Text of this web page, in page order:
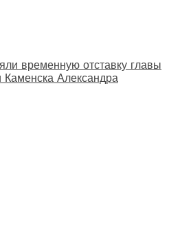
временную отставку главы
Каменска Александра